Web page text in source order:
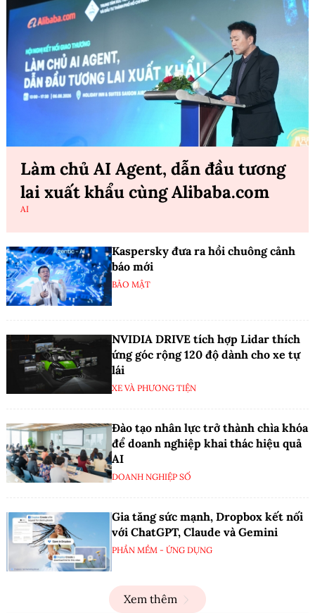
Làm chủ AI Agent, dẫn đầu tương
lai xuất khẩu cùng Alibaba.com
AI
Kaspersky đưa ra hồi chuông cảnh
báo mới
BẢO MẬT
NVIDIA DRIVE tích hợp Lidar thích
ứng góc rộng 120 độ dành cho xe tự
lái
XE VÀ PHƯƠNG TIỆN
Đào tạo nhân lực trở thành chìa khóa
để doanh nghiệp khai thác hiệu quả
AI
DOANH NGHIỆP SỐ
Gia tăng sức mạnh, Dropbox kết nối
với ChatGPT, Claude và Gemini
PHẦN MỀM - ỨNG DỤNG
Xem thêm